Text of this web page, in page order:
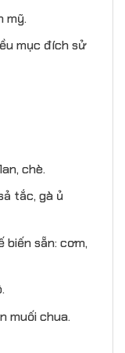
mỹ.
mục đích sử
chè.
tắc, gà ủ
biến sẵn: cơm,
muối chua.